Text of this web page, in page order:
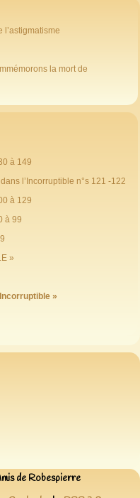
la mort de
à 149
l’Incorruptible n°s 121 -122
à 129
à 99
»
»
de Robespierre